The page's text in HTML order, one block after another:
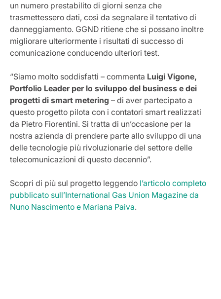
un numero prestabilito di giorni senza che
trasmettessero dati, così da segnalare il tentativo di
danneggiamento. GGND ritiene che si possano inoltre
migliorare ulteriormente i risultati di successo di
comunicazione conducendo ulteriori test.
“Siamo molto soddisfatti – commenta Luigi Vigone,
Portfolio Leader per lo sviluppo del business e dei
progetti di smart metering – di aver partecipato a
questo progetto pilota con i contatori smart realizzati
da Pietro Fiorentini. Si tratta di un’occasione per la
nostra azienda di prendere parte allo sviluppo di una
delle tecnologie più rivoluzionarie del settore delle
telecomunicazioni di questo decennio”.
Scopri di più sul progetto leggendo l’articolo completo
pubblicato sull’International Gas Union Magazine da
Nuno Nascimento e Mariana Paiva.